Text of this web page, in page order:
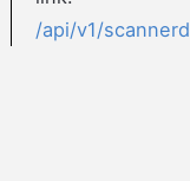
/api/v1/